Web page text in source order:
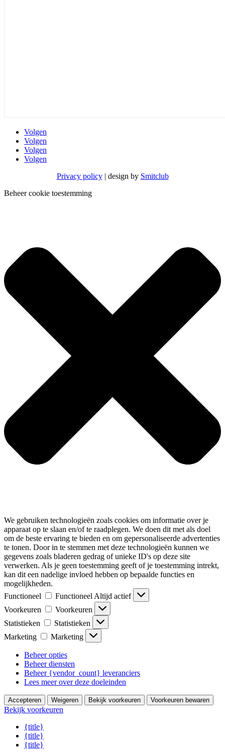
Volgen
Volgen
Volgen
Volgen
Privacy policy| design by Smitclub
Beheer cookie toestemming
We gebruiken technologieën zoals cookies om informatie over je
apparaat op te slaan en/of te raadplegen. We doen dit met als doel
om de beste ervaring te bieden en om gepersonaliseerde advertenties
te tonen. Door in te stemmen met deze technologieën kunnen we
gegevens zoals bladeren gedrag of unieke ID's op deze site
verwerken. Als je geen toestemming geeft of je toestemming intrekt,
kan dit een nadelige invloed hebben op bepaalde functies en
mogelijkheden.
Functioneel
Functioneel Altijd actief
Voorkeuren
Voorkeuren
Statistieken
Statistieken
Marketing
Marketing
Beheer opties
Beheer diensten
Beheer {vendor_count} leveranciers
Lees meer over deze doeleinden
Accepteren Weigeren Bekijk voorkeuren Voorkeuren bewaren
Bekijk voorkeuren
{title}
{title}
{title}